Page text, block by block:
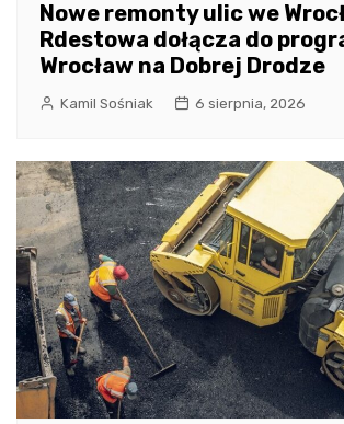
Nowe remonty ulic we
Rdestowa dołącza do
Wrocław na Dobrej Drodze
Kamil Sośniak 6 sierpnia, 2026